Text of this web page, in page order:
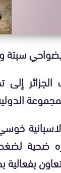
ضحية